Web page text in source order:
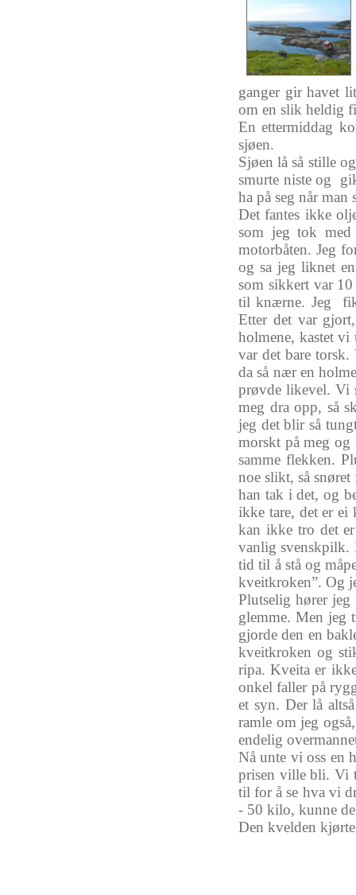
ganger gir havet
om en slik heldig
Enettermiddag
sjøen.
Sjøen lå så stille og
smurte niste og
ha på seg når man
Det fantes ikke
som jeg tok
motorbåten. Jeg
og sa jeg liknet
som sikkert var
til knærne. Jeg
Etter det var gjort
holmene, kastetvi
var det baretorsk.
da så næren
prøvde likevel. Vi
meg dra opp, så
jeg det blir så
morskt på megog
samme flekken.
noe slikt,så snøret
han tak idet,og
ikke tare, det er ei
kan ikke tro det er
vanlig svenskpilk.
tid til å stå og
kveitkroken”. Og
Plutselig hører jeg
glemme. Men jeg
gjorde den en
kveitkroken og
ripa.Kveita er
onkel faller på
et syn. Der lå altså
ramle om jeg også
endelig
Nå unte vioss en
prisen ville bli. Vi
til forå se hva vi
- 50 kilo, kunne
Den kvelden kjørte